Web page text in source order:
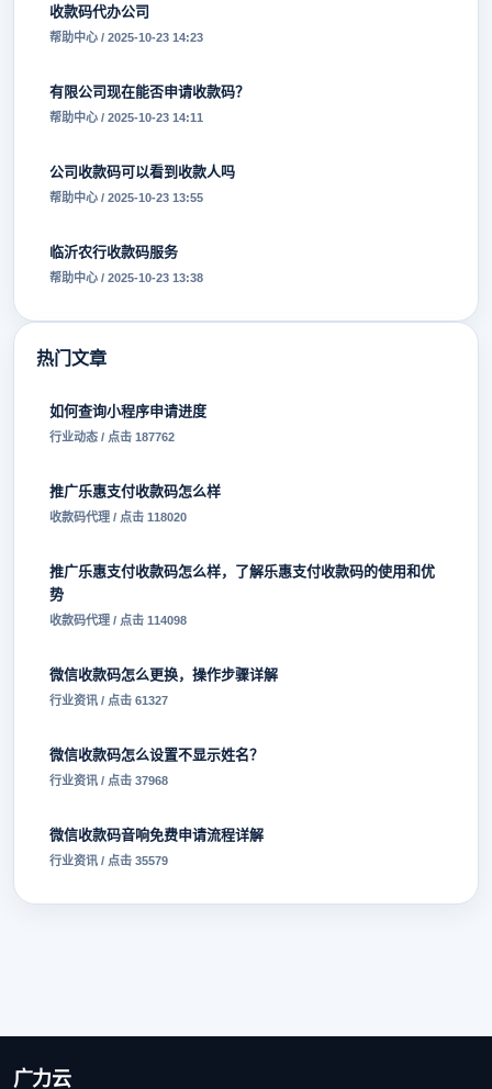
收款码代办公司
帮助中心 / 2025-10-23 14:23
有限公司现在能否申请收款码？
帮助中心 / 2025-10-23 14:11
公司收款码可以看到收款人吗
帮助中心 / 2025-10-23 13:55
临沂农行收款码服务
帮助中心 / 2025-10-23 13:38
热门文章
如何查询小程序申请进度
行业动态 / 点击 187762
推广乐惠支付收款码怎么样
收款码代理 / 点击 118020
推广乐惠支付收款码怎么样，了解乐惠支付收款码的使用和优
势
收款码代理 / 点击 114098
微信收款码怎么更换，操作步骤详解
行业资讯 / 点击 61327
微信收款码怎么设置不显示姓名？
行业资讯 / 点击 37968
微信收款码音响免费申请流程详解
行业资讯 / 点击 35579
广力云